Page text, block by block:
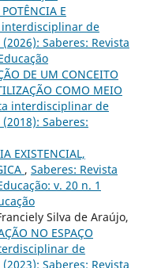
E
interdisciplinar de
Saberes: Revista
DE UM CONCEITO
COMO MEIO
interdisciplinar de
Saberes:
EXISTENCIAL,
, Saberes: Revista
v. 20 n. 1
Silva de Araújo,
NO ESPAÇO
de
Saberes: Revista